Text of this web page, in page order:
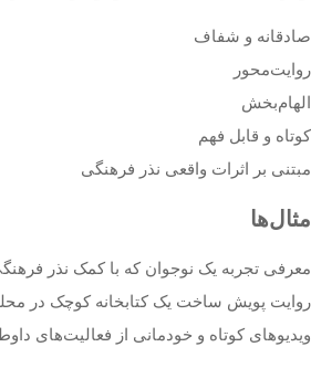
صادقانه و شفاف
روایت‌محور
الهام‌بخش
کوتاه و قابل فهم
مبتنی بر اثرات واقعی نذر فرهنگی
مثال‌ها
معرفی تجربه یک نوجوان که با کمک نذر
روایت پویش ساخت یک کتابخانه کوچک در
ویدیوهای کوتاه و خودمانی از فعالیت‌های